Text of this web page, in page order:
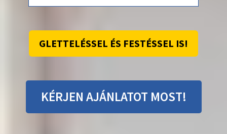
GLETTELÉSSEL ÉS FESTÉSSEL IS!
KÉRJEN AJÁNLATOT MOST!